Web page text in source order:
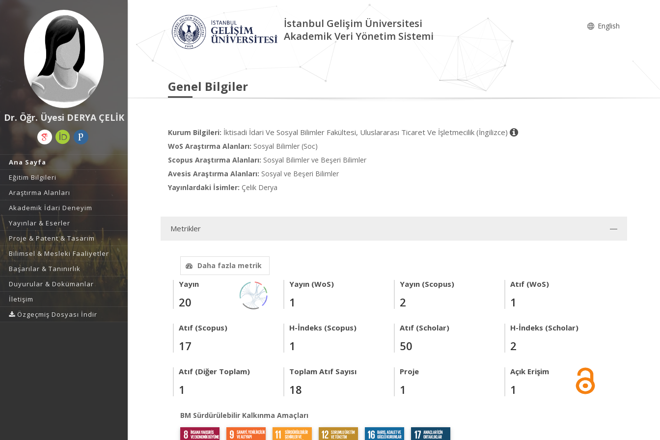
Dr. Öğr. Üyesi DERYA ÇELİK
Ana Sayfa
Eğitim Bilgileri
Araştırma Alanları
Akademik İdari Deneyim
Yayınlar & Eserler
Proje & Patent & Tasarım
Bilimsel & Mesleki Faaliyetler
Başarılar & Tanınırlık
Duyurular & Dokümanlar
İletişim
Özgeçmiş Dosyası İndir
İstanbul Gelişim Üniversitesi
Akademik Veri Yönetim Sistemi
English
Genel Bilgiler
Kurum Bilgileri: İktisadi İdari Ve Sosyal Bilimler Fakültesi, Uluslararası Ticaret Ve İşletmecilik (İngilizce)
WoS Araştırma Alanları: Sosyal Bilimler (Soc)
Scopus Araştırma Alanları: Sosyal Bilimler ve Beşeri Bilimler
Avesis Araştırma Alanları: Sosyal ve Beşeri Bilimler
Yayınlardaki İsimler: Çelik Derya
Metrikler
Daha fazla metrik
Yayın
20
Yayın (WoS)
1
Yayın (Scopus)
2
Atıf (WoS)
1
Atıf (Scopus)
17
H-İndeks (Scopus)
1
Atıf (Scholar)
50
H-İndeks (Scholar)
2
Atıf (Diğer Toplam)
1
Toplam Atıf Sayısı
18
Proje
1
Açık Erişim
1
BM Sürdürülebilir Kalkınma Amaçları